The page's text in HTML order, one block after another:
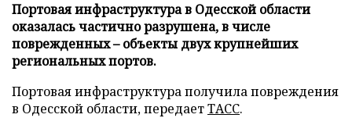
Портовая инфраструктура в Одесской области
оказалась частично разрушена, в числе
поврежденных – объекты двух крупнейших
региональных портов.
Портовая инфраструктура получила повреждения
в Одесской области, передаетТАСС.